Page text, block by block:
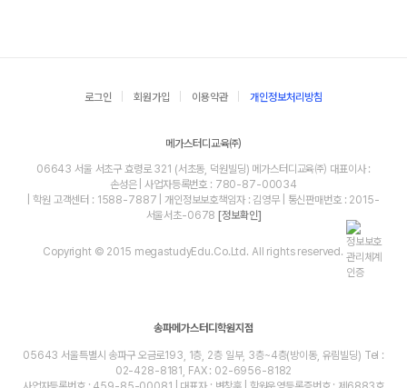
로그인 회원가입 이용약관 개인정보처리방침
메가스터디교육㈜
06643 서울 서초구 효령로 321 (서초동, 덕원빌딩) 메가스터디교육㈜ 대표이사 :
손성은 | 사업자등록번호 : 780-87-00034
| 학원 고객센터 : 1588-7887 | 개인정보보호책임자 : 김영무 | 통신판매번호 : 2015-
서울서초-0678[정보확인]
Copyright © 2015 megastudyEdu.Co.Ltd. All rights reserved.
송파메가스터디학원지점
05643 서울특별시 송파구 오금로193, 1층, 2층 일부, 3층~4층(방이동, 유림빌딩) Tel :
02-428-8181, FAX : 02-6956-8182